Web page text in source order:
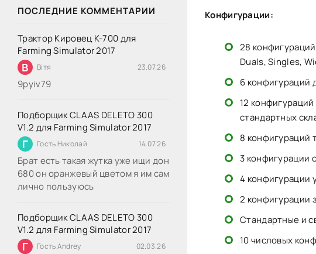
ПОСЛЕДНИЕ КОММЕНТАРИИ
Трактор Кировец К-700 для
Farming Simulator 2017
В Вітя 23.07.26
9руіv79
Подборщик CLAAS DELETO 300
V1.2 для Farming Simulator 2017
Г Гость Николай 14.07.26
Брат есть такая жутка уже ищи дон
680 он оранжевый цветом я им сам
лично пользуюсь
Подборщик CLAAS DELETO 300
V1.2 для Farming Simulator 2017
Г Гость Andrey 02.03.26
Конфигурации:
28
Duals, Singles,
6 конфигураций
12
стандартных
8 конфигураций
3 конфигурации
4 конфигурации
2 конфигурации
Стандартные и
10 числовых